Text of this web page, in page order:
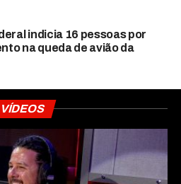
indicia 16 pessoas por
na queda de avião da
VÍDEOS